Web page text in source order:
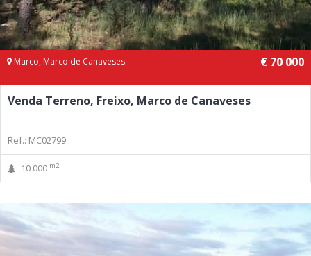
Marco, Marco de Canaveses € 70 000
Venda Terreno, Freixo, Marco de Canaveses
Ref.: MC02799
10 000 m2